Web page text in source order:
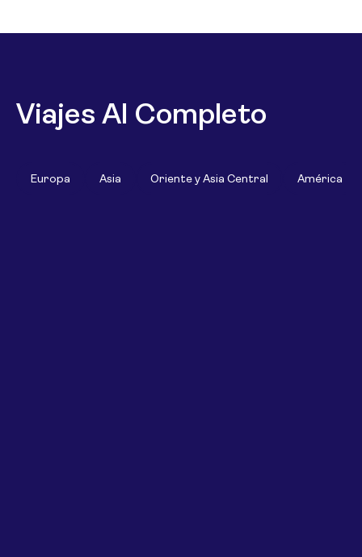
Viajes Al Completo
Europa Asia Oriente y Asia Central América